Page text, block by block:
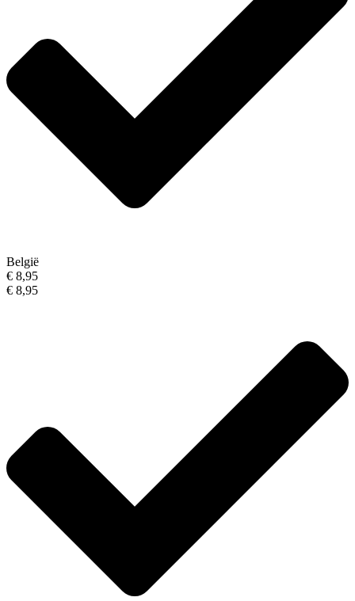
België
€ 8,95
€ 8,95